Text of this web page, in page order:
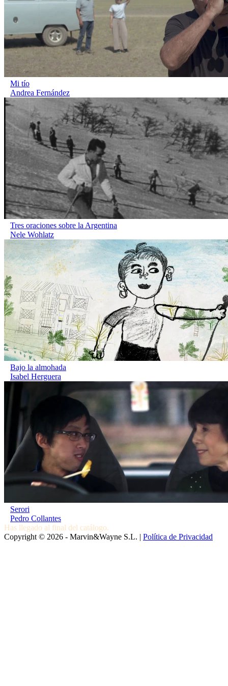
Mi tío
Andrea Fernández
Tres oraciones sobre la Argentina
Nele Wohlatz
Bajo la almohada
Isabel Herguera
Serori
Pedro Collantes
Has llegado al final del catálogo.
Copyright © 2026 - Marvin&Wayne S.L. | Política de Privacidad